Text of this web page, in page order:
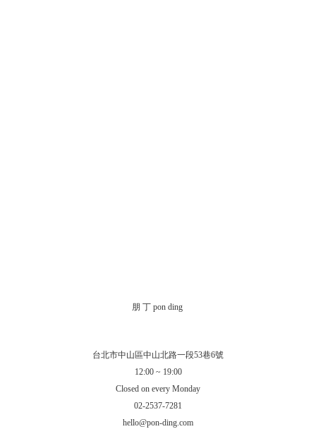
朋 丁 pon ding
台北市中山區中山北路一段53巷6號
12:00 ~ 19:00
Closed on every Monday
02-2537-7281
hello@pon-ding.com